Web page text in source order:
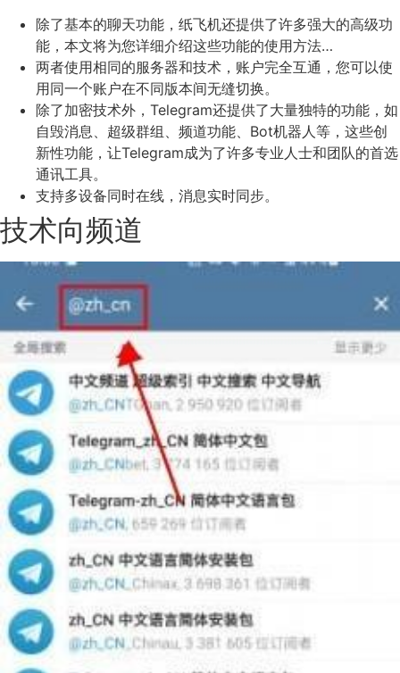
除了基本的聊天功能，纸飞机还提供了许多强大的高级功
能，本文将为您详细介绍这些功能的使用方法…
两者使用相同的服务器和技术，账户完全互通，您可以使
用同一个账户在不同版本间无缝切换。
除了加密技术外，Telegram还提供了大量独特的功能，如
自毁消息、超级群组、频道功能、Bot机器人等，这些创
新性功能，让Telegram成为了许多专业人士和团队的首选
通讯工具。
支持多设备同时在线，消息实时同步。
技术向频道